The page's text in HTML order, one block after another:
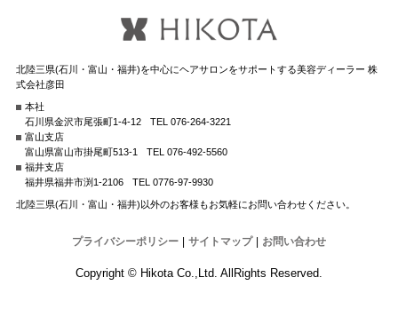
北陸三県(石川・富山・福井)を中心にヘアサロンをサポートする美容ディーラー 株
式会社彦田
本社
石川県金沢市尾張町1-4-12
TEL 076-264-3221
富山支店
富山県富山市掛尾町513-1
TEL 076-492-5560
福井支店
福井県福井市渕1-2106
TEL 0776-97-9930
北陸三県(石川・富山・福井)以外のお客様もお気軽にお問い合わせください。
プライバシーポリシー | サイトマップ | お問い合わせ
Copyright © Hikota Co.,Ltd. AllRights Reserved.